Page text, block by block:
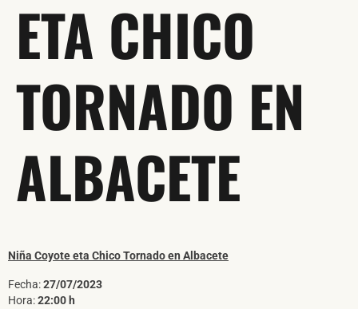
ETA CHICO
TORNADO EN
ALBACETE
Niña Coyote eta Chico Tornado en Albacete
Fecha:27/07/2023
Hora:22:00 h